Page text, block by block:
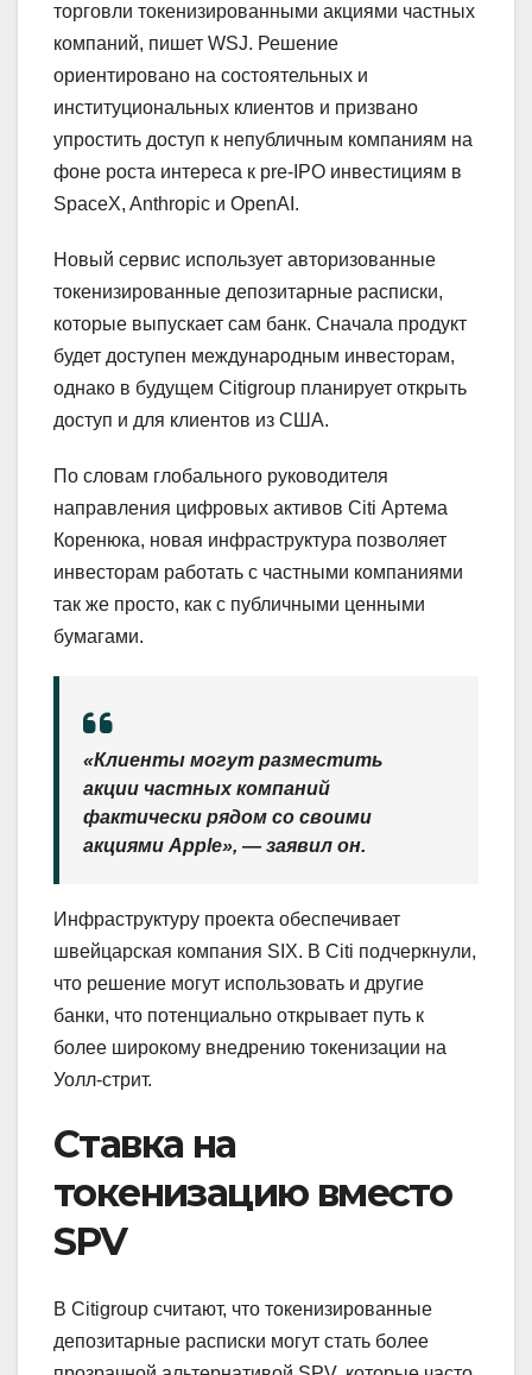
торговли токенизированными акциями частных
компаний, пишет WSJ. Решение
ориентировано на состоятельных и
институциональных клиентов и призвано
упростить доступ к непубличным компаниям на
фоне роста интереса к pre-IPO инвестициям в
SpaceX, Anthropic и OpenAI.
Новый сервис использует авторизованные
токенизированные депозитарные расписки,
которые выпускает сам банк. Сначала продукт
будет доступен международным инвесторам,
однако в будущем Citigroup планирует открыть
доступ и для клиентов из США.
По словам глобального руководителя
направления цифровых активов Citi Артема
Коренюка, новая инфраструктура позволяет
инвесторам работать с частными компаниями
так же просто, как с публичными ценными
бумагами.
«Клиенты могут разместить
акции частных компаний
фактически рядом со своими
акциями Apple», — заявил он.
Инфраструктуру проекта обеспечивает
швейцарская компания SIX. В Citi подчеркнули,
что решение могут использовать и другие
банки, что потенциально открывает путь к
более широкому внедрению токенизации на
Уолл-стрит.
Ставка на
токенизацию вместо
SPV
В Citigroup считают, что токенизированные
депозитарные расписки могут стать более